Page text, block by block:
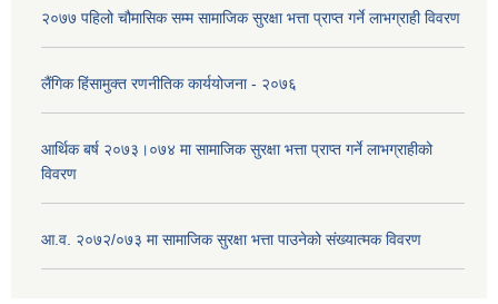
२०७७ पहिलो चौमासिक सम्म सामाजिक सुरक्षा भत्ता प्राप्त गर्ने लाभग्राही विवरण
लैंगिक हिंसामुक्त रणनीतिक कार्ययोजना - २०७६
आर्थिक बर्ष २०७३।०७४ मा सामाजिक सुरक्षा भत्ता प्राप्त गर्ने लाभग्राहीको
विवरण
आ.व. २०७२/०७३ मा सामाजिक सुरक्षा भत्ता पाउनेको संख्यात्मक विवरण